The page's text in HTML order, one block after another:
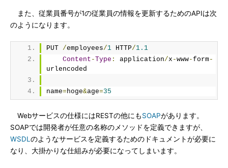
また、従業員番号が1の従業員の情報を更新するためのAPIは次
のようになります。
PUT /employees/1 HTTP/1.1
Content -Type : application/x -www-form-
urlencoded
name=hoge&age=35
Webサービスの仕様にはRESTの他にもSOAPがあります。
SOAPでは開発者が任意の名称のメソッドを定義できますが、
WSDL のようなサービスを定義するためのドキュメントが必要に
なり、大掛かりな仕組みが必要になってしまいます。